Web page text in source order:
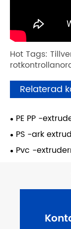
Hot Tags:
Relaterad
PE PP -
PS -ark
Pvc -